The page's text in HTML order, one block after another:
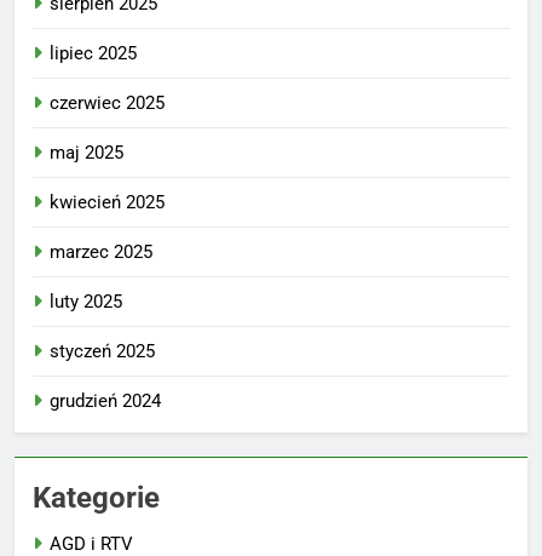
lipiec 2025
czerwiec 2025
maj 2025
kwiecień 2025
marzec 2025
luty 2025
styczeń 2025
grudzień 2024
Kategorie
AGD i RTV